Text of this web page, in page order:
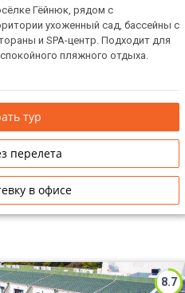
Гёйнюк, рядом с
ухоженный сад, бассейны с
и SPA-центр. Подходит для
пляжного отдыха.
тур
перелета
в офисе
8.7